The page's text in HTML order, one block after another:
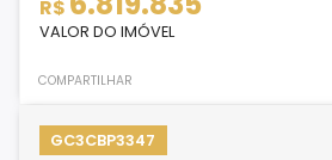
R$
VALOR DO IMÓVEL
COMPARTILHAR
GC3CBP3347